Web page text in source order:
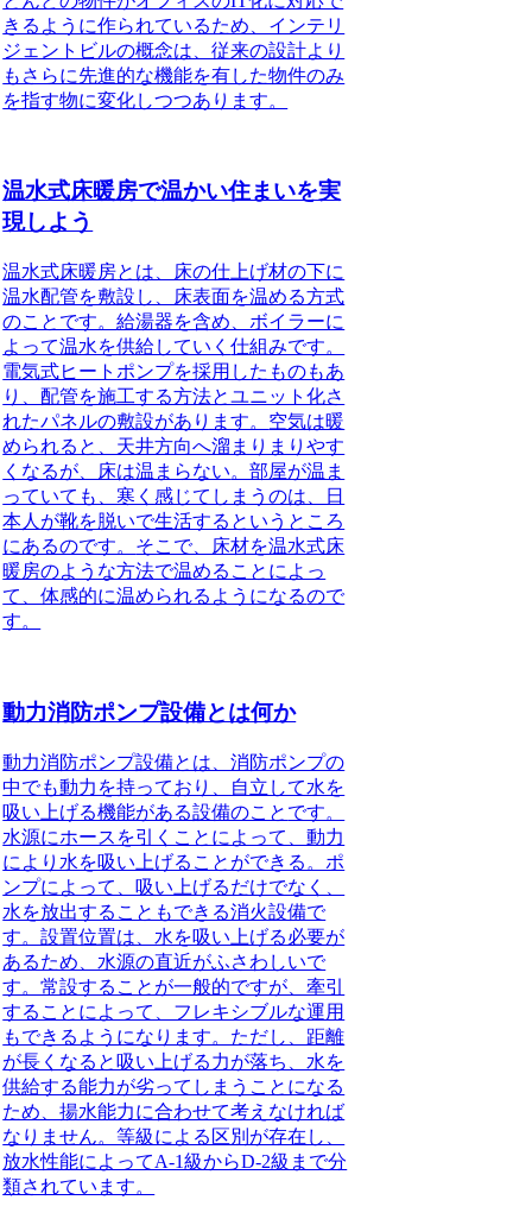
きるように作られているため、インテリ
ジェントビルの概念は、従来の設計より
もさらに先進的な機能を有した物件のみ
を指す物に変化しつつあります。
温水式床暖房で温かい住まいを実
現しよう
温水式床暖房とは、床の仕上げ材の下に
温水配管を敷設し、床表面を温める方式
のことです。給湯器を含め、ボイラーに
よって温水を供給していく仕組みです。
電気式ヒートポンプを採用したものもあ
り、配管を施工する方法とユニット化さ
れたパネルの敷設があります。 空気は暖
められると、天井方向へ溜まりまりやす
くなるが、床は温まらない。部屋が温ま
っていても、寒く感じてしまうのは、日
本人が靴を脱いで生活するというところ
にあるのです。 そこで、床材を温水式床
暖房のような方法で温めることによっ
て、体感的に温められるようになるので
す。
動力消防ポンプ設備とは何か
動力消防ポンプ設備とは、消防ポンプの
中でも動力を持っており、自立して水を
吸い上げる機能がある設備のこと です。
水源にホースを引くことによって、動力
により水を吸い上げることができる。ポ
ンプによって、吸い上げるだけでなく、
水を放出することもできる消火設備で
す。設置位置は、水を吸い上げる必要が
あるため、水源の直近がふさわしいで
す。常設することが一般的ですが、牽引
することによって、フレキシブルな運用
もできるようになります。ただし、距離
が長くなると吸い上げる力が落ち、水を
供給する能力が劣ってしまうことになる
ため、揚水能力に合わせて考えなければ
なりません。等級による区別が存在し、
放水性能によってA-1級からD-2級まで分
類されています。